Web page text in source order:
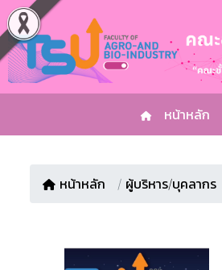
หน้าหลัก
หน้าหลัก / ผู้บริหาร/บุคลากร